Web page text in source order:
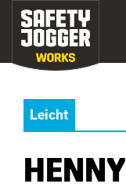
Leicht
HENNY